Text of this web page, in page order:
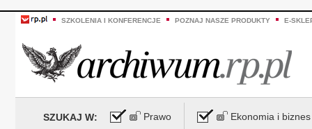
SZKOLENIA I KONFERENCJE POZNAJ NASZE PRODUKTY E-
SZUKAJ W: Prawo Ekonomia i biznes